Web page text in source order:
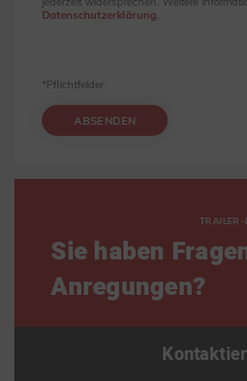
Datenschutzerklärung
ABSENDEN
*Pflichtfelder
TRAILER-
Sie haben
Anregungen?